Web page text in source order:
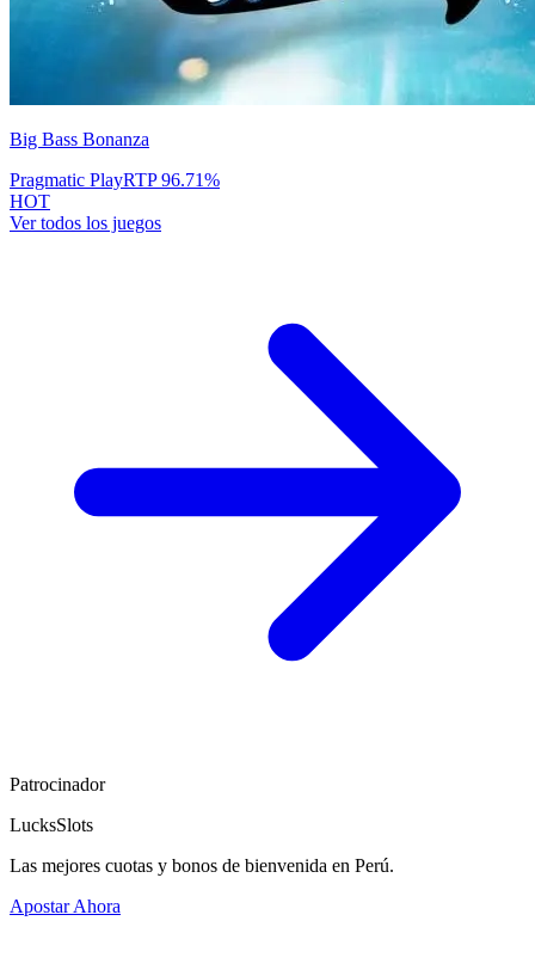
Big Bass Bonanza
Pragmatic PlayRTP96.71%
HOT
Ver todos los juegos
Patrocinador
LucksSlots
Las mejores cuotas y bonos de bienvenida en Perú.
Apostar Ahora